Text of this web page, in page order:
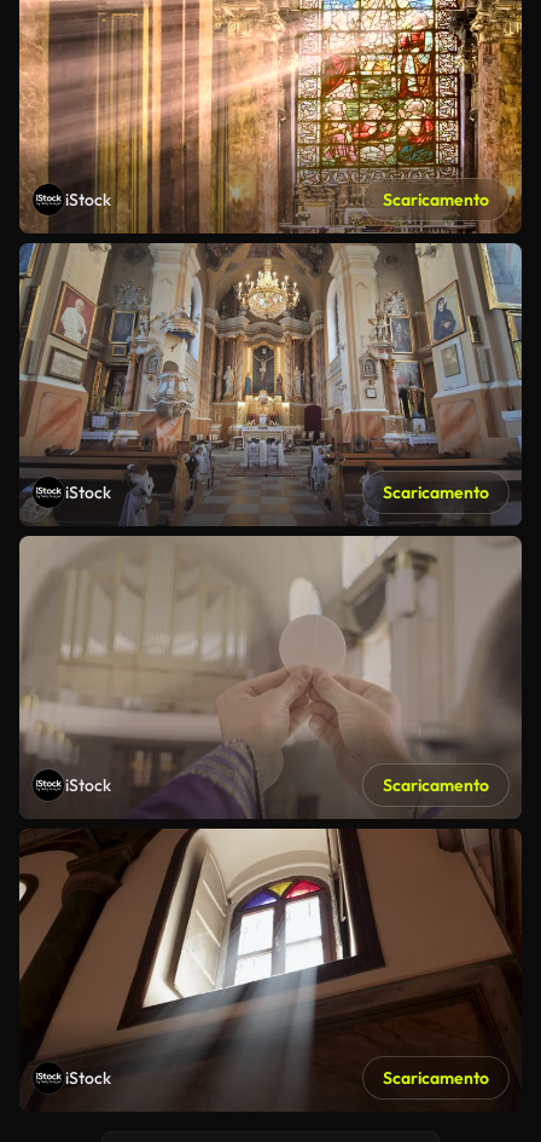
iStock Scaricamento
iStock Scaricamento
iStock Scaricamento
iStock Scaricamento